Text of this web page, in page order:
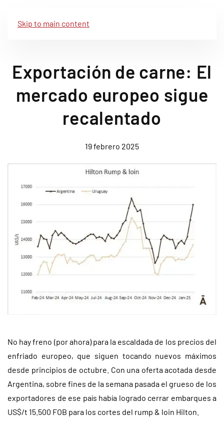
Skip to main content
Exportación de carne: El
mercado europeo sigue
recalentado
19 febrero 2025
No hay freno (por ahora) para la escaldada de los precios del
enfriado europeo, que siguen tocando nuevos máximos
desde principios de octubre. Con una oferta acotada desde
Argentina, sobre fines de la semana pasada el grueso de los
exportadores de ese país había logrado cerrar embarques a
US$/t 15.500 FOB para los cortes del rump & loin Hilton.